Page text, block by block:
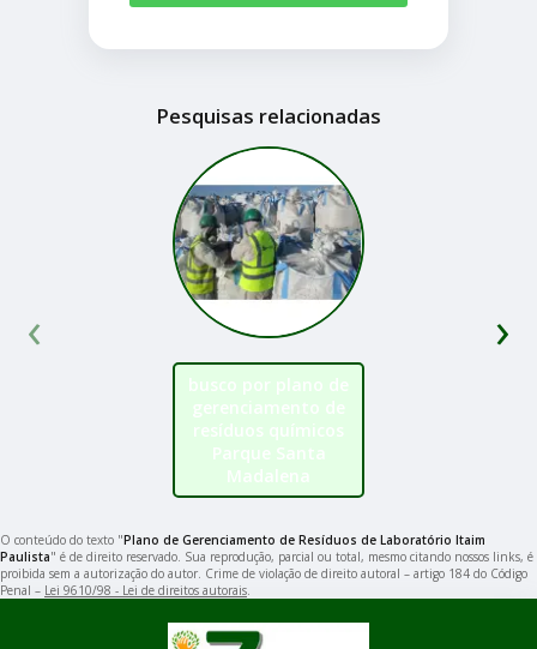
Pesquisas relacionadas
busco por plano de
gerenciamento de
resíduos químicos
Parque Santa
Madalena
‹ ›
O conteúdo do texto "Plano de Gerenciamento de Resíduos de Laboratório Itaim
Paulista" é de direito reservado. Sua reprodução, parcial ou total, mesmo citando nossos links, é
proibida sem a autorização do autor. Crime de violação de direito autoral – artigo 184 do Código
Penal – Lei 9610/98 - Lei de direitos autorais.